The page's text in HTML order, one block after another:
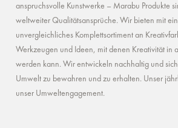
anspruchsvolle Kunstwerke – Marabu Produkte
weltweiter Qualitätsansprüche. Wir bieten mit
unvergleichliches Komplettsortiment an
Werkzeugen und Ideen, mit denen Kreativität in
werden kann. Wir entwickeln nachhaltig und
Umwelt zu bewahren und zu erhalten. Unser
unser Umweltengagement.